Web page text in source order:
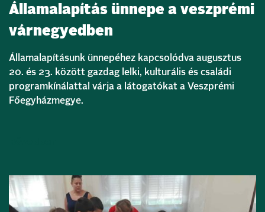
Államalapítás ünnepe a veszprémi
várnegyedben
Államalapításunk ünnepéhez kapcsolódva augusztus
20. és 23. között gazdag lelki, kulturális és családi
programkínálattal várja a látogatókat a Veszprémi
Főegyházmegye.